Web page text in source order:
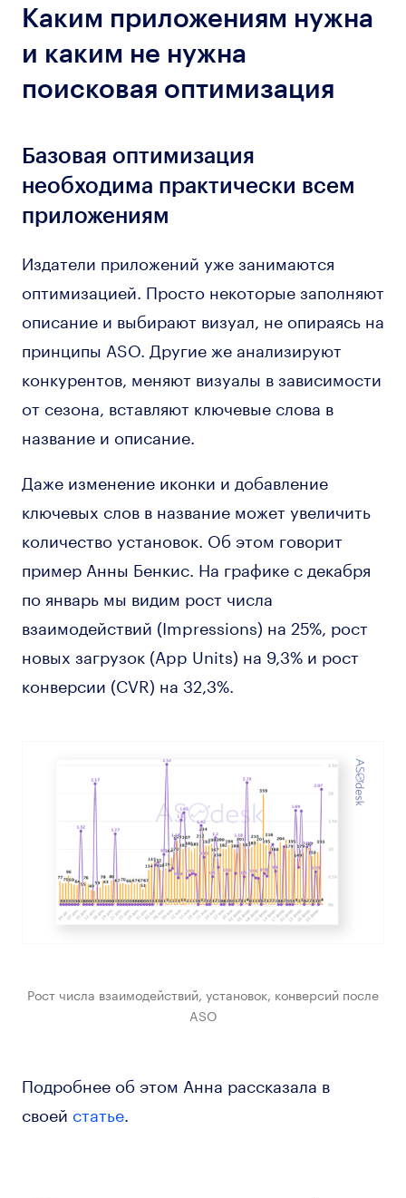
Каким приложениям нужна
и каким не нужна
поисковая оптимизация
Базовая оптимизация
необходима практически всем
приложениям
Издатели приложений уже занимаются
оптимизацией. Просто некоторые заполняют
описание и выбирают визуал, не опираясь на
принципы ASO. Другие же анализируют
конкурентов, меняют визуалы в зависимости
от сезона, вставляют ключевые слова в
название и описание.
Даже изменение иконки и добавление
ключевых слов в название может увеличить
количество установок. Об этом говорит
пример Анны Бенкис. На графике с декабря
по январь мы видим рост числа
взаимодействий (Impressions) на 25%, рост
новых загрузок (App Units) на 9,3% и рост
конверсии (CVR) на 32,3%.
Рост числа взаимодействий, установок, конверсий после
ASO
Подробнее об этом Анна рассказала в
своей статье.